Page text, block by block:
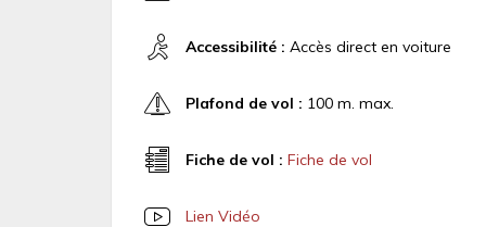
Accessibilité : Accès direct en voiture
Plafond de vol : 100 m. max.
Fiche de vol : Fiche de vol
Lien Vidéo